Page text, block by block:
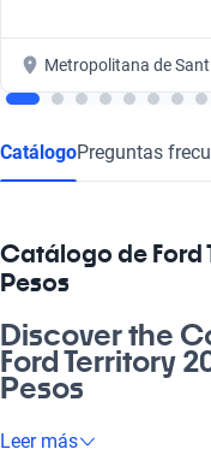
Metropolitana de
CatálogoPreguntas
Catálogo de Ford
Pesos
Discover the
Ford Territory
Pesos
¿Estás buscando un
Leer más